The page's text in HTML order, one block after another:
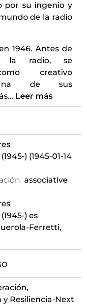
por su ingenio y
de la radio
1946. Antes de
la radio, se
creativo
de sus
… Leer más
) (1945-01-14
associative
) es
Ferretti,
Resiliencia-Next